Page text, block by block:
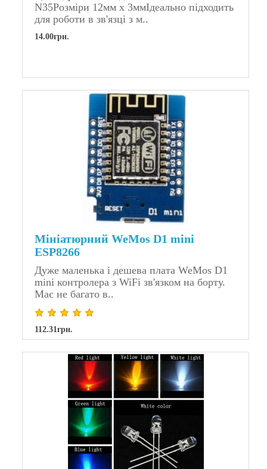
N35Розміри 12мм x 3ммІдеально підходить
для роботи в зв'язці з м..
14.00грн.
Мініатюрний WeMos D1 mini
ESP8266
Дуже маленька і дешева плата WeMos D1
mini контролера з WiFi зв'язком на борту.
Має не багато в..
112.31грн.